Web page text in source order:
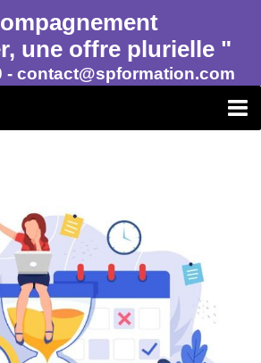
une offre plurielle "
- contact@spformation.com